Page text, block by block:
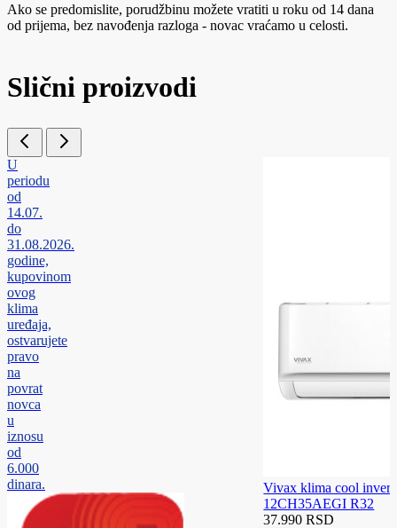
Ako se predomislite, porudžbinu možete vratiti u roku od 14 dana
od prijema, bez navođenja razloga - novac vraćamo u celosti.
Slični proizvodi
U
periodu
od
14.07.
do
31.08.2026.
godine,
kupovinom
ovog
klima
uređaja,
ostvarujete
pravo
na
povrat
novca
u
iznosu
od
6.000
dinara.
Vivax klima cool
12CH35AEGI R32
37.990 RSD